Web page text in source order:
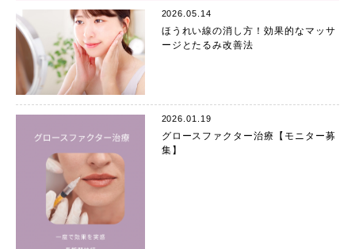
2026.05.14
ほうれい線の消し方！効果的なマッサ
ージとたるみ改善法
2026.01.19
グロースファクター治療【モニター募
集】